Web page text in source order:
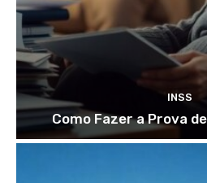
INSS
Como Fazer a Prova